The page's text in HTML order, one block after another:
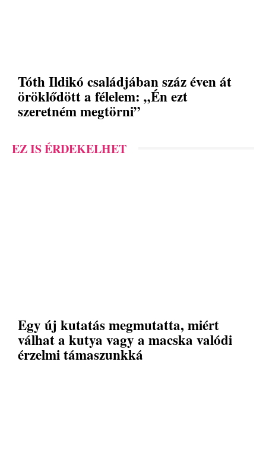
Tóth Ildikó családjában száz éven át
öröklődött a félelem: „Én ezt
szeretném megtörni”
EZ IS ÉRDEKELHET
Egy új kutatás megmutatta, miért
válhat a kutya vagy a macska valódi
érzelmi támaszunkká